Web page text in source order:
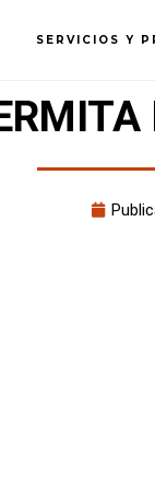
SERVICIOS Y